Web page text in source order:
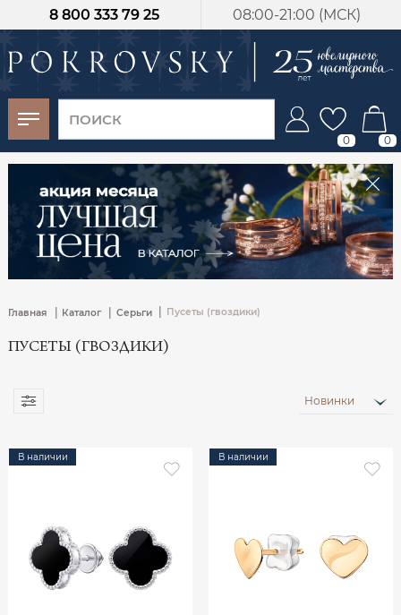
08:00-21:00 (МСК)
8 800 333 79 25
0 0
Главная | Каталог | Серьги Пусеты (гвоздики)
ПУСЕТЫ (ГВОЗДИКИ)
Новинки
В наличии В наличии
-30%
от 15 дней с
момента оплаты